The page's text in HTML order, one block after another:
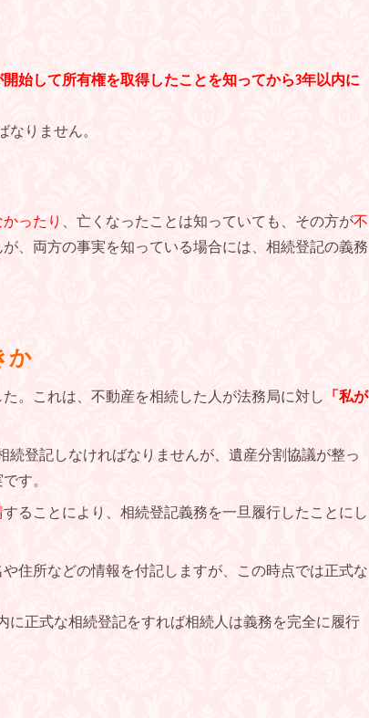
開始して所有権を取得したことを知ってから3年以内に
りません。
ったり 、亡くなったことは知っていても、その方が不
、両方の事実を知っている場合には、相続登記の義務
か
。これは、不動産を相続した人が法務局に対し 「私が
続登記しなければなりませんが、遺産分割協議が整っ
す。
することにより、相続登記義務を一旦履行したことにし
住所などの情報を付記しますが、この時点では正式な
に正式な相続登記をすれば相続人は義務を完全に履行